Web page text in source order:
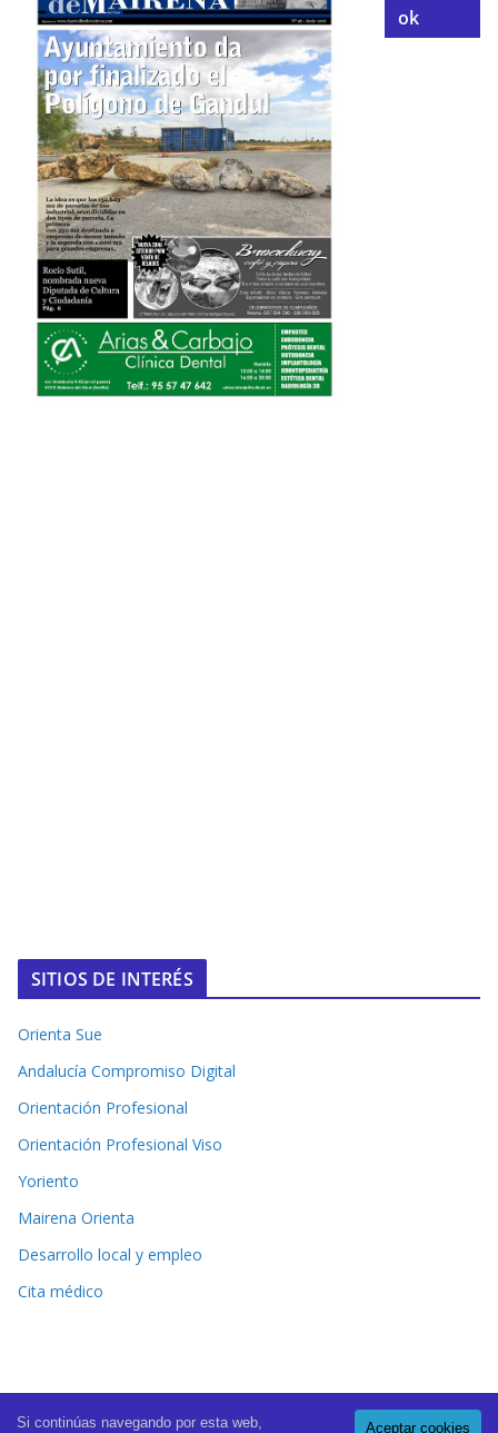
ok
SITIOS DE INTERÉS
Orienta Sue
Andalucía Compromiso Digital
Orientación Profesional
Orientación Profesional Viso
Yoriento
Mairena Orienta
Desarrollo local y empleo
Cita médico
Aceptar cookies
Si continúas navegando por esta web,